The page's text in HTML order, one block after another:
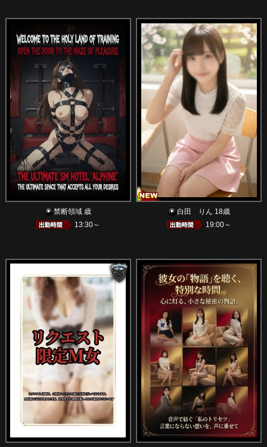
禁断領域 歳
13:30～
白田 りん 18歳
19:00～